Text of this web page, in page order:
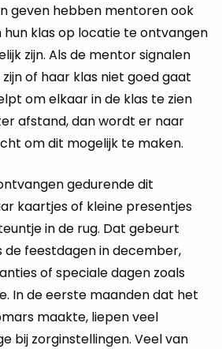
geven hebben mentoren ook
hun klas op locatie te ontvangen
zijn. Als de mentor signalen
of haar klas niet goed gaat
om elkaar in de klas te zien
afstand, dan wordt er naar
om dit mogelijk te maken.
gedurende dit
kaartjes of kleine presentjes
in de rug. Dat gebeurt
de feestdagen in december,
of speciale dagen zoals
In de eerste maanden dat het
maakte, liepen veel
bij zorginstellingen. Veel van